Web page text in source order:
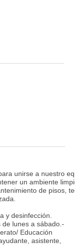
unirse a nuestro
un ambiente
de pisos,
y desinfección.
lunes a sábado.-
Educación
asistente,